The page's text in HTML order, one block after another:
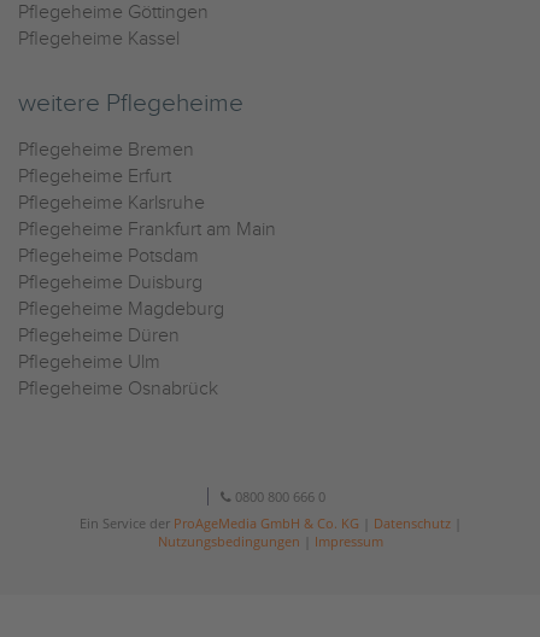
Pflegeheime Göttingen
Pflegeheime Kassel
weitere Pflegeheime
Pflegeheime Bremen
Pflegeheime Erfurt
Pflegeheime Karlsruhe
Pflegeheime Frankfurt am Main
Pflegeheime Potsdam
Pflegeheime Duisburg
Pflegeheime Magdeburg
Pflegeheime Düren
Pflegeheime Ulm
Pflegeheime Osnabrück
0800 800 666 0
Ein Service der ProAgeMedia GmbH & Co. KG Datenschutz|
Nutzungsbedingungen
Impressum